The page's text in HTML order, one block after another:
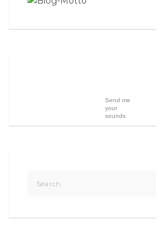
Send me
your
sounds